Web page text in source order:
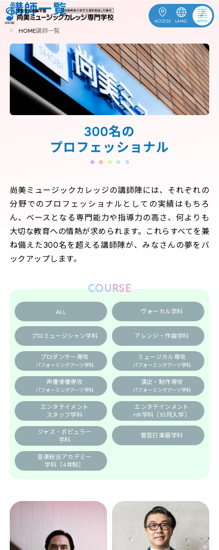
ACCESS LANG.
受験生応援 OPEN
CAMPUS
資料請求
ENGLISH 中文 한국어
訪問者別
学校案内
募集要項
デビュー・就職
講師一覧
HOME講師一覧
300名の
プロフェッショナル
尚美ミュージックカレッジの講師陣には、それぞれの
分野でのプロフェッショナルとしての実績はもちろ
ん、べースとなる専門能力や指導力の高さ、何よりも
大切な教育ヘの情熱が求められます。これらすべてを兼
ね備えた300名を超える講師陣が、みなさんの夢をバ
ックアップします。
COURSE
ALL ヴォーカル学科
プロミュージシャン学科 アレンジ・作曲学科
プロダンサー専攻
パフォーミングアーツ学科
ミュージカル専攻
パフォーミングアーツ学科
声優俳優専攻
パフォーミングアーツ学科
演出・制作専攻
パフォーミングアーツ学科
エンタテイメント
スタッフ学科
エンタテインメント
HR学科 ［10月入学］
ジャズ・ポピュラー
学科
管弦打楽器学科
音楽総合アカデミー
学科［4年制］